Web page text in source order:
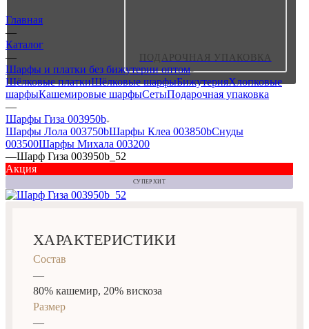
ПОДАРОЧНАЯ УПАКОВКА
Главная
—
Каталог
—
Шарфы и платки без бижутерии оптом
Шёлковые платкиШёлковые шарфыБижутерияХлопковые
шарфыКашемировые шарфыСетыПодарочная упаковка
—
Шарфы Гиза 003950b
Шарфы Лола 003750bШарфы Клеа 003850bСнуды
003500Шарфы Михала 003200
—Шарф Гиза 003950b_52
Акция
СУПЕР ХИТ
ХАРАКТЕРИСТИКИ
Состав
—
80% кашемир, 20% вискоза
Размер
—